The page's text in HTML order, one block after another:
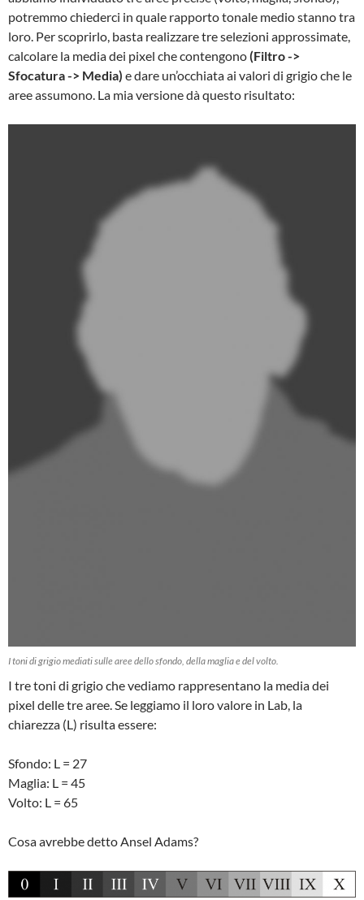
potremmo chiederci in quale rapporto tonale medio stanno tra
loro. Per scoprirlo, basta realizzare tre selezioni approssimate,
calcolare la media dei pixel che contengono(Filtro ->
Sfocatura -> Media) e dare un’occhiata ai valori di grigio che le
aree assumono. La mia versione dà questo risultato:
I toni di grigio mediati sulle aree dello sfondo, della maglia e del volto.
I tre toni di grigio che vediamo rappresentano la media dei
pixel delle tre aree. Se leggiamo il loro valore in Lab, la
chiarezza (L) risulta essere:
Sfondo: L = 27
Maglia: L = 45
Volto: L = 65
Cosa avrebbe detto Ansel Adams?